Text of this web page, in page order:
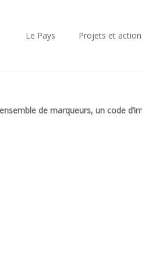
Le Pays Projets et
de marqueurs, un code